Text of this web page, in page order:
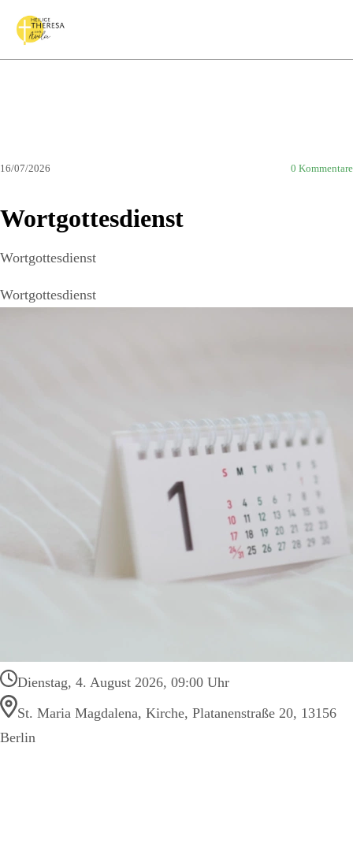
16/07/2026 0 Kommentare
Wortgottesdienst
Wortgottesdienst
Wortgottesdienst
Dienstag, 4. August 2026, 09:00 Uhr
St. Maria Magdalena, Kirche, Platanenstraße 20, 13156
Berlin